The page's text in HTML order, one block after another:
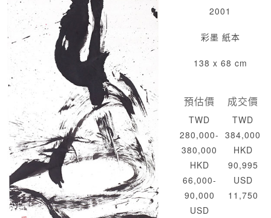
2001
彩墨 紙本
138 x 68 cm
預估價
TWD
280,000-
380,000
HKD
66,000-
90,000
USD
成交價
TWD
384,000
HKD
90,995
USD
11,750